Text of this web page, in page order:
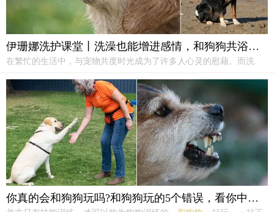
伊珊娜洗护课堂丨洗澡也能增进感情，和狗狗共浴时光
在繁忙的生活中，与宠物共度时光成为了许多人心灵的慰藉。而洗
主宠情感纽带的特别时刻。想象一下，在温暖的水流中，与您的爱犬
一同嬉戏，那份纯粹的快乐与亲密，是任何言语都难以替代的。
你真的会和狗狗玩吗?和狗狗玩的5个错误，看你中招了没?